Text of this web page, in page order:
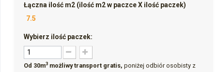
Łączna ilość m2 (ilość m2 w paczce X ilość paczek)
7.5
Wybierz ilość paczek:
Od 30m3 możliwy transport gratis, poniżej odbiór osobisty z